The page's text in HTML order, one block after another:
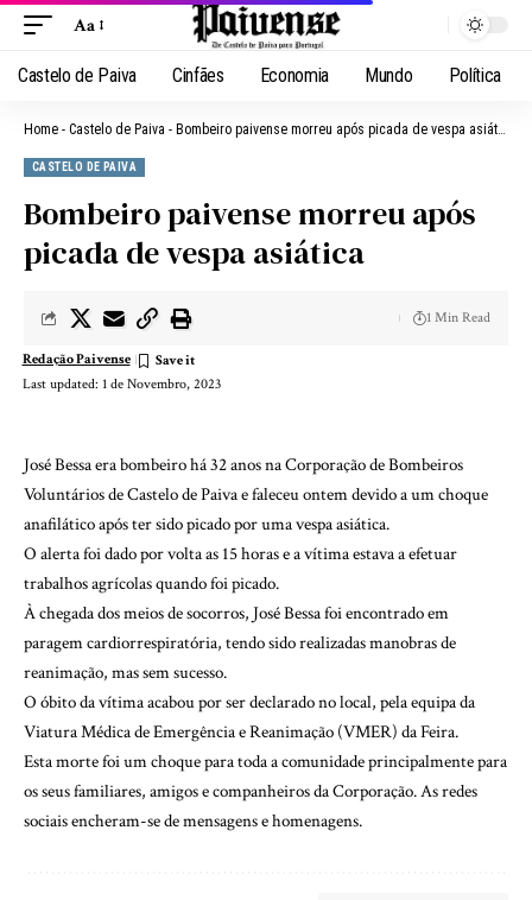
Aa
Castelo de Paiva Cinfães Economia Mundo Política
Home - Castelo de Paiva - Bombeiro paivense morreu após picada de vespa asiática
CASTELO DE PAIVA
Bombeiro paivense morreu após
picada de vespa asiática
Last updated: 1 de Novembro, 2023
Redação Paivense
1 Min Read
José Bessa era bombeiro há 32 anos na Corporação de Bombeiros
Voluntários de Castelo de Paiva e faleceu ontem devido a um choque
anafilático após ter sido picado por uma vespa asiática.
O alerta foi dado por volta as 15 horas e a vítima estava a efetuar
trabalhos agrícolas quando foi picado.
À chegada dos meios de socorros, José Bessa foi encontrado em
paragem cardiorrespiratória, tendo sido realizadas manobras de
reanimação, mas sem sucesso.
O óbito da vítima acabou por ser declarado no local, pela equipa da
Viatura Médica de Emergência e Reanimação (VMER) da Feira.
Esta morte foi um choque para toda a comunidade principalmente para
os seus familiares, amigos e companheiros da Corporação. As redes
sociais encheram-se de mensagens e homenagens.